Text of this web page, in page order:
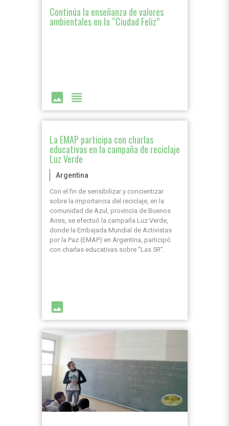
Continúa la enseñanza de valores
ambientales en la “Ciudad Feliz”
image view_headline
La EMAP participa con charlas
educativas en la campaña de reciclaje
Luz Verde
Argentina
Con el fin de sensibilizar y concientizar
sobre la importancia del reciclaje, en la
comunidad de Azul, provincia de Buenos
Aires, se efectuó la campaña Luz Verde,
donde la Embajada Mundial de Activistas
por la Paz (EMAP) en Argentina, participó
con charlas educativas sobre “Las 5R”.
image